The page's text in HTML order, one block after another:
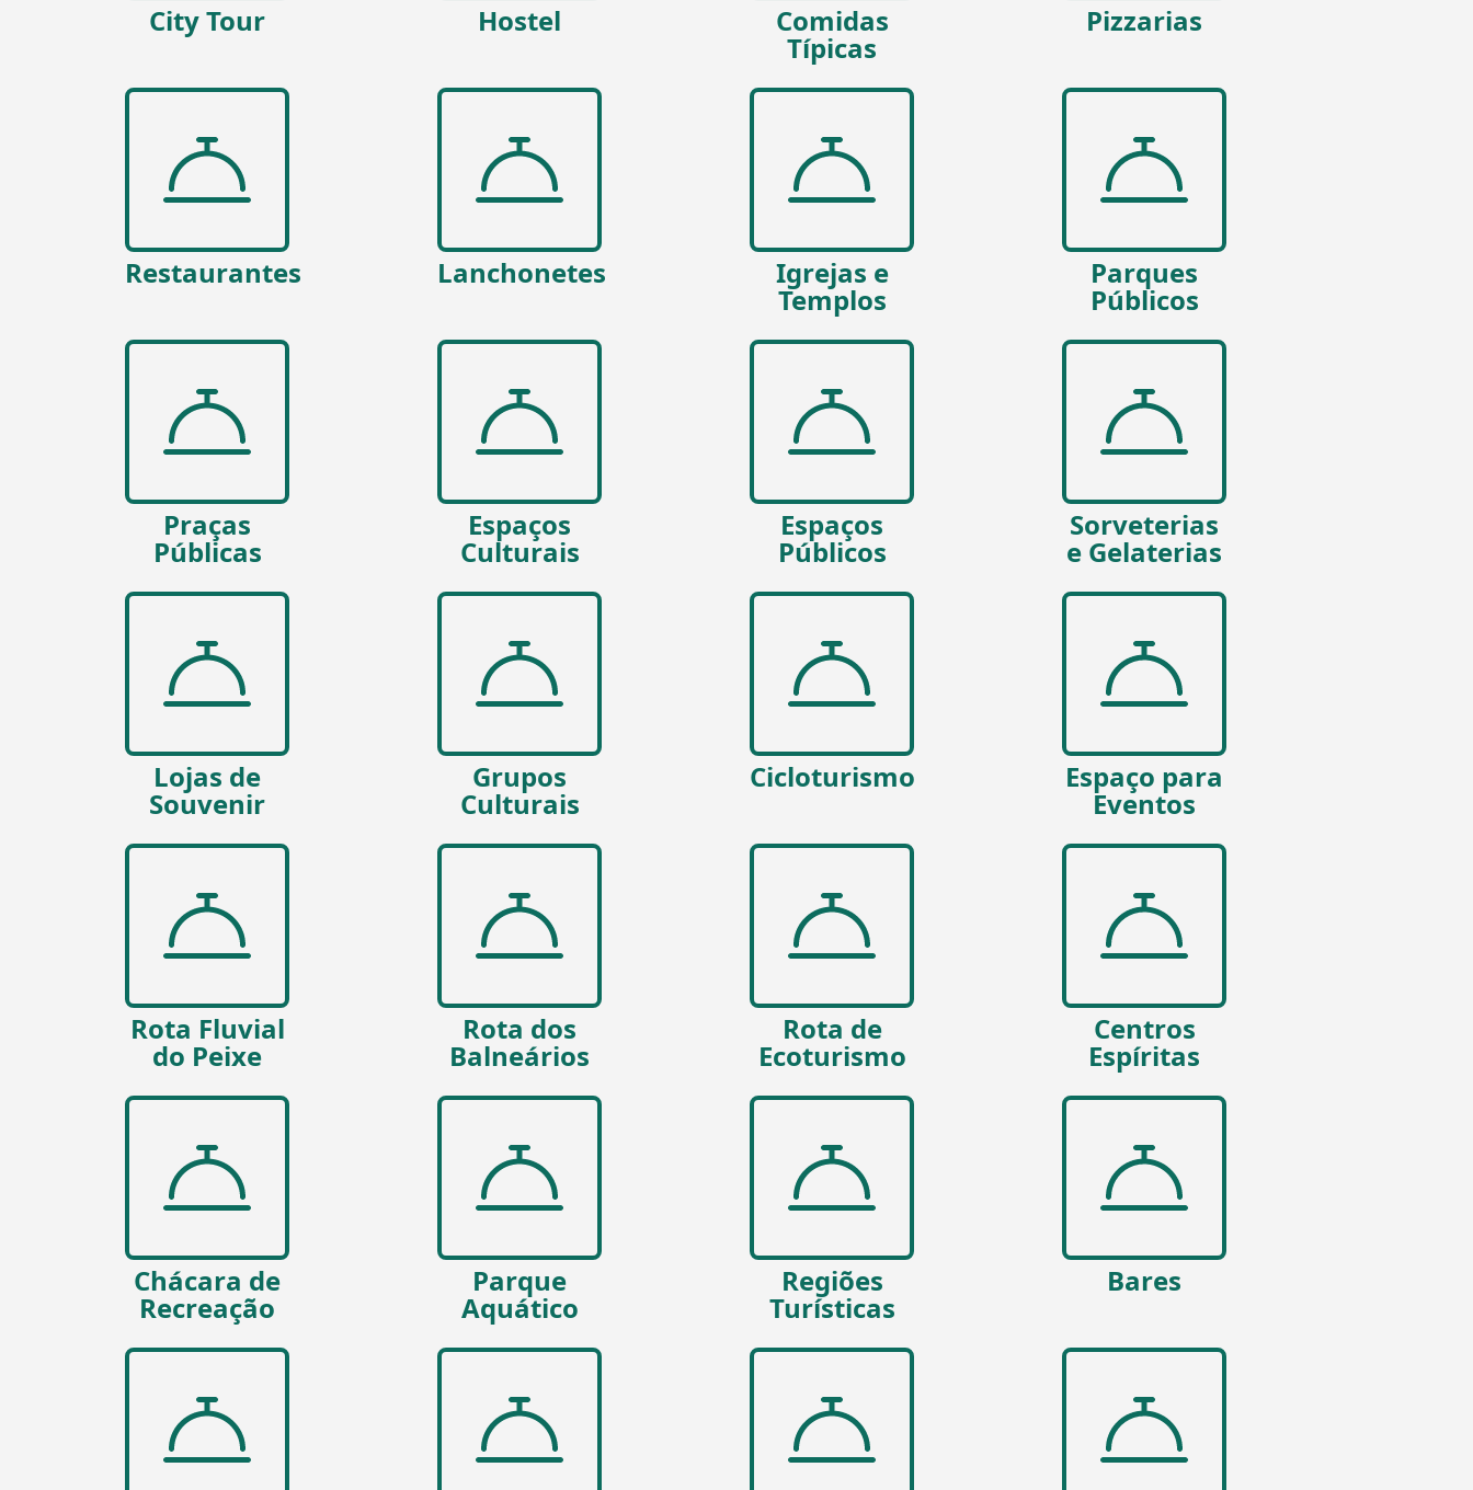
City Tour Hostel Comidas
Típicas
Pizzarias
Restaurantes Lanchonetes Igrejas e
Templos
Parques
Públicos
Praças
Públicas
Espaços
Culturais
Espaços
Públicos
Sorveterias
e Gelaterias
Lojas de
Souvenir
Grupos
Culturais
Cicloturismo Espaço para
Eventos
Rota Fluvial
do Peixe
Rota dos
Balneários
Rota de
Ecoturismo
Centros
Espíritas
Chácara de
Recreação
Parque
Aquático
Regiões
Turísticas
Bares